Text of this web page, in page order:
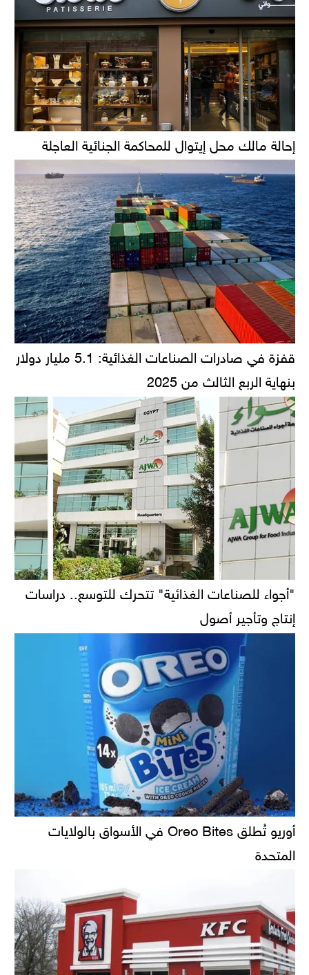
إحالة مالك محل إيتوال للمحاكمة الجنائية العاجلة
قفزة في صادرات الصناعات الغذائية: 5.1 مليار دولار
بنهاية الربع الثالث من 2025
"أجواء للصناعات الغذائية" تتحرك للتوسع.. دراسات
إنتاج وتأجير أصول
أوريو تُطلق Oreo Bites في الأسواق بالولايات
المتحدة